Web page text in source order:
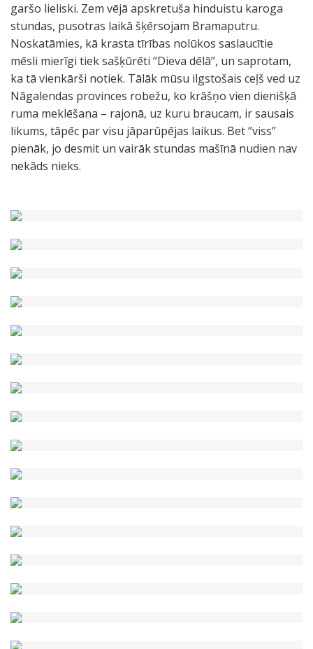
garšo lieliski. Zem vējā apskretuša hinduistu karoga
stundas, pusotras laikā šķērsojam Bramaputru.
Noskatāmies, kā krasta tīrības nolūkos saslaucītie
mēsli mierīgi tiek sašķūrēti ‘’Dieva dēlā’’, un saprotam,
ka tā vienkārši notiek. Tālāk mūsu ilgstošais ceļš ved uz
Nāgalendas provinces robežu, ko krāšņo vien dienišķā
ruma meklēšana – rajonā, uz kuru braucam, ir sausais
likums, tāpēc par visu jāparūpējas laikus. Bet ‘’viss’’
pienāk, jo desmit un vairāk stundas mašīnā nudien nav
nekāds nieks.